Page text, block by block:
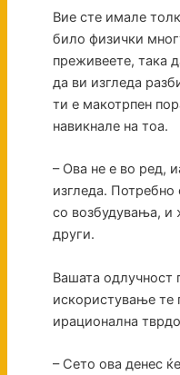
Вие сте имале
било физички
преживеете, така
да ви изгледа
ти е макотрпен
навикнале на тоа.
– Ова не е во ред,
изгледа.
со возбудувања, и
други.
Вашата одлучност
искористување те
ирационална
– Сето ова денес